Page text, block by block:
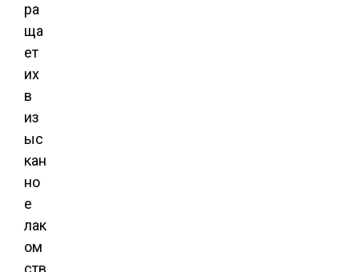
ра
ща
ет
их
в
из
ыс
кан
но
е
лак
ом
ств